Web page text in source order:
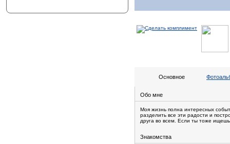
Основное
Обо мне
Моя жизнь полна интересных
разделить все эти радости и
друга во всем. Если ты тоже
Знакомства